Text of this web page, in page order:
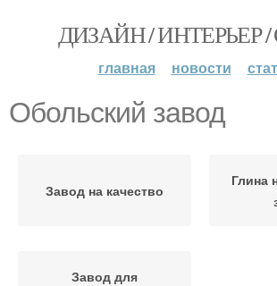
ДИЗАЙН / ИНТЕРЬЕР
главная новости
Обольский завод
Завод на качество
Глина
Завод для